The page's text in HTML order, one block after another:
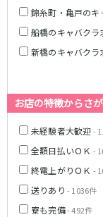
錦糸町・亀戸のキ
船橋のキャバクラ
新橋のキャバクラ
お店の特徴からさ
未経験者大歓迎-
全額日払いＯＫ -
終電上がりＯＫ -
送りあり - 1036件
寮も完備- 492件
茂林寺前駅
越谷駅
南越谷駅
府中本町駅
新八柱駅
東所沢駅
吉川駅
越谷レイクタウ